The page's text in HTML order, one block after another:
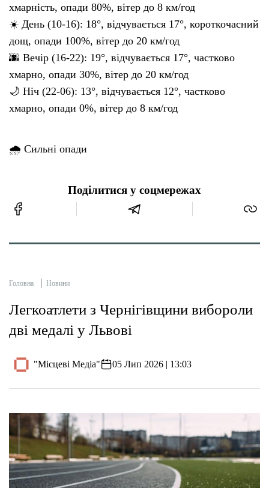
хмарність, опади 80%, вітер до 8 км/год
☀️ День (10-16): 18°, відчувається 17°, короткочасний
дощ, опади 100%, вітер до 20 км/год
🌆 Вечір (16-22): 19°, відчувається 17°, частково
хмарно, опади 30%, вітер до 20 км/год
🌙 Ніч (22-06): 13°, відчувається 12°, частково
хмарно, опади 0%, вітер до 8 км/год
🌧 Сильні опади
Поділитися у соцмережах
Головна Новини
Легкоатлети з Чернігівщини вибороли
дві медалі у Львові
"Місцеві Медіа" 05 Лип 2026 | 13:03